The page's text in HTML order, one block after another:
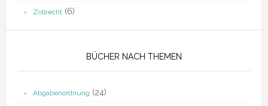
Zollrecht(6)
BÜCHER NACH THEMEN
Abgabenordnung (24)